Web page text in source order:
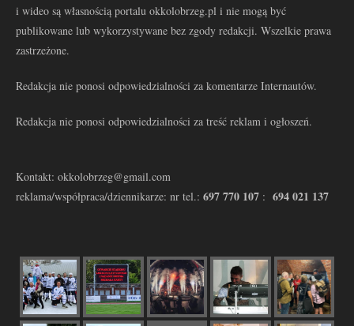
i wideo są własnością portalu okkolobrzeg.pl i nie mogą być
publikowane lub wykorzystywane bez zgody redakcji. Wszelkie prawa
zastrzeżone.
Redakcja nie ponosi odpowiedzialności za komentarze Internautów.
Redakcja nie ponosi odpowiedzialności za treść reklam i ogłoszeń.
Kontakt: okkolobrzeg@gmail.com
reklama/współpraca/dziennikarze: nr tel.: 697 770 107 : 694 021 137